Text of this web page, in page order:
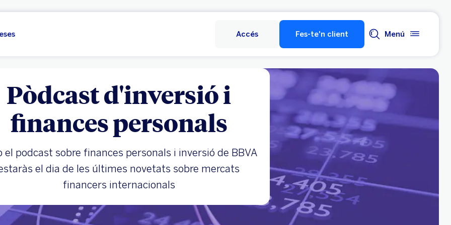
Accés Fes-te'n client Menú
Pòdcast d'inversió i
finances personals
el podcast sobre finances personals i inversió de BBVA
el dia de les últimes novetats sobre mercats
financers internacionals